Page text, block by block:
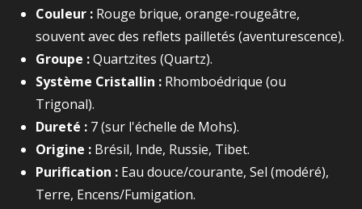
Couleur : Rouge brique, orange-rougeâtre,
souvent avec des reflets pailletés (aventurescence).
Groupe :Quartzites (Quartz).
Système Cristallin : Rhomboédrique (ou
Trigonal).
Dureté : 7 (sur l'échelle de Mohs).
Origine : Brésil, Inde, Russie, Tibet.
Purification : Eau douce/courante, Sel (modéré),
Terre, Encens/Fumigation.